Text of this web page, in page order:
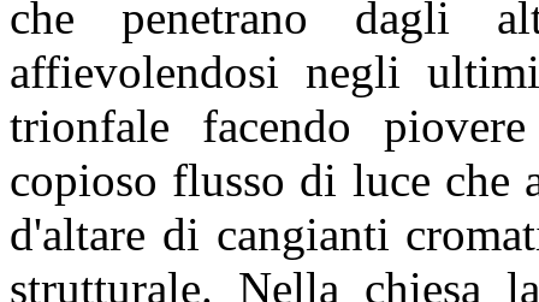
che penetrano dagli
affievolendosi negli
trionfale facendo
copioso flusso di luce che
d'altare di cangianti
strutturale. Nella chiesa